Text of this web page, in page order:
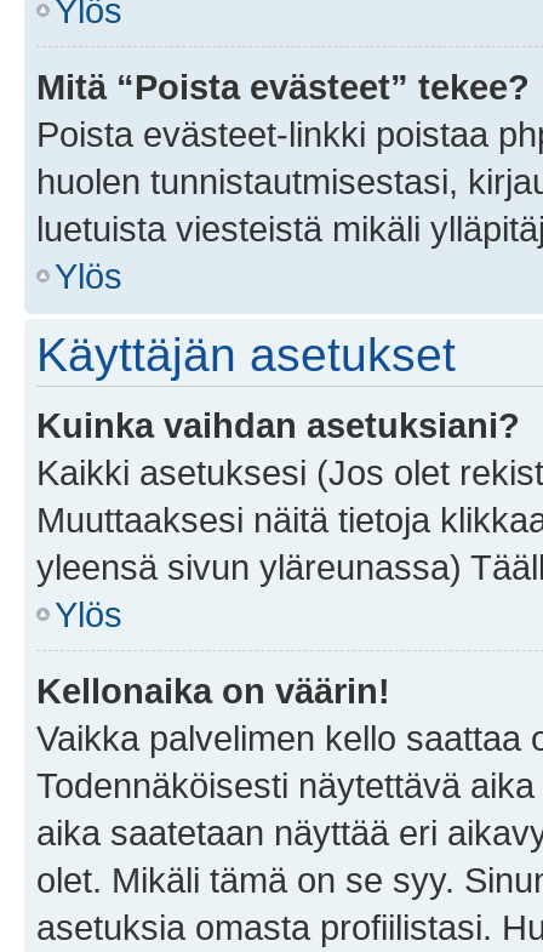
Ylös
Mitä “Poista evästeet” tekee?
Poista evästeet-linkki poistaa
huolen tunnistautmisestasi,
luetuista viesteistä mikäli
Ylös
Käyttäjän asetukset
Kuinka vaihdan asetuksiani?
Kaikki asetuksesi (Jos olet
Muuttaaksesi näitä tietoja
yleensä sivun yläreunassa)
Ylös
Kellonaika on väärin!
Vaikka palvelimen kello saattaa
Todennäköisesti näytettävä
aika saatetaan näyttää eri
olet. Mikäli tämä on se syy.
asetuksia omasta profiilistasi.